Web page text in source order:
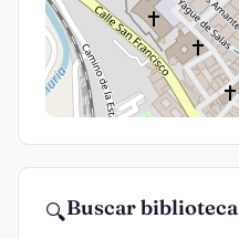
🔍Buscar biblioteca